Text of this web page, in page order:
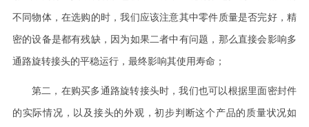
不同物体，在选购的时，我们应该注意其中零件质量是否完好，精
密的设备是都有残缺，因为如果二者中有问题，那么直接会影响多
通路旋转接头的平稳运行，最终影响其使用寿命；
第二，在购买多通路旋转接头时，我们也可以根据里面密封件
的实际情况，以及接头的外观，初步判断这个产品的质量状况如